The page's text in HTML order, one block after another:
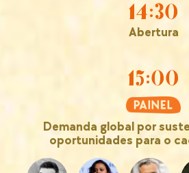
14:30
Abertura
15:00
Demanda global por
oportunidades para o